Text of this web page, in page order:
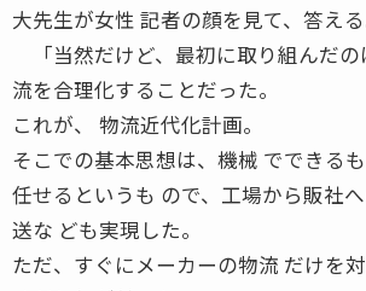
大先生が女性 記者の顔を見て、答える
「当然だけど、最初に取り組んだの
流を合理化することだった。
これが、 物流近代化計画。
そこでの基本思想は、機械 でできる
任せるというも ので、工場から販社
送な ども実現した。
ただ、すぐにメーカーの物流 だけを